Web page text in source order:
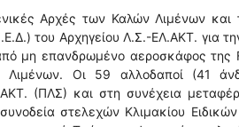
Αρχές των Καλών Λιμένων και
του Αρχηγείου Λ.Σ.-ΕΛ.ΑΚΤ. για
μη επανδρωμένο αεροσκάφος της
Λιμένων. Οι 59 αλλοδαποί (41
(ΠΛΣ) και στη συνέχεια
στελεχών Κλιμακίου